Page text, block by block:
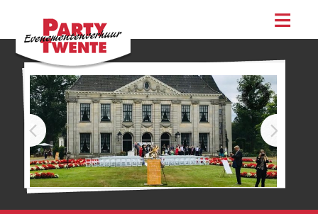
assortiment
evenementen
feesten
bestellen
contact